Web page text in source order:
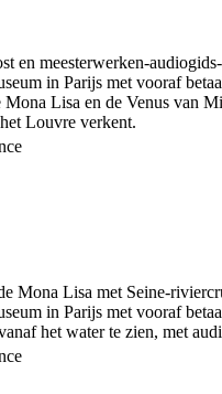
en meesterwerken-
in Parijs met vooraf
Mona Lisa en de Venus van
Louvre verkent.
Mona Lisa met Seine-
in Parijs met vooraf
het water te zien, met